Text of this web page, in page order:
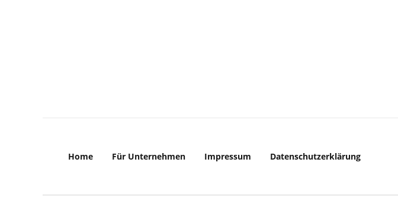
Home Für Unternehmen Impressum Datenschutzerklärung